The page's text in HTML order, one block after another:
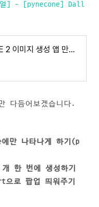
] - [pynecone] Dall
[pynecone] Dall-E 2 이미지 생성 앱 만들기④
다듬어보겠습니다.
만 나타나게 하기(p
한 번에 생성하기
로 팝업 띄워주기